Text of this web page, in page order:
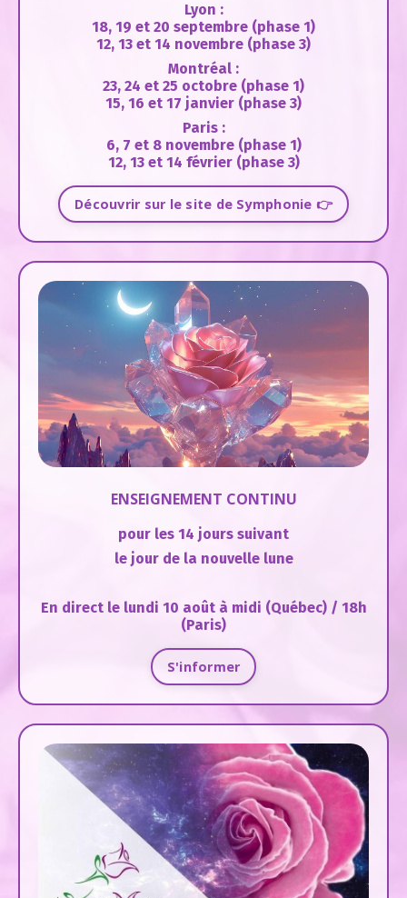
Lyon :
18, 19 et 20 septembre (phase 1)
12, 13 et 14 novembre (phase 3)
Montréal :
23, 24 et 25 octobre (phase 1)
15, 16 et 17 janvier (phase 3)
Paris :
6, 7 et 8 novembre (phase 1)
12, 13 et 14 février (phase 3)
Découvrir sur le site de Symphonie 👉
ENSEIGNEMENT CONTINU
pour les 14 jours suivant
le jour de la nouvelle lune
En direct le lundi 10 août à midi (Québec) / 18h
(Paris)
S'informer